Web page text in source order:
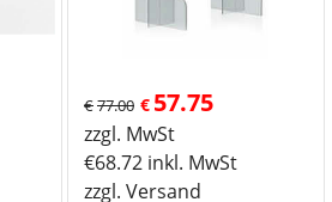
€77.00 € 57.75
zzgl. MwSt
€68.72 inkl. MwSt
zzgl. Versand